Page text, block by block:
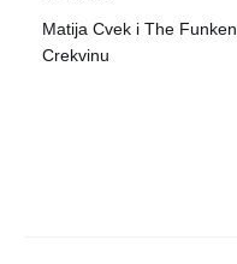
Matija Cvek i The
Crekvinu